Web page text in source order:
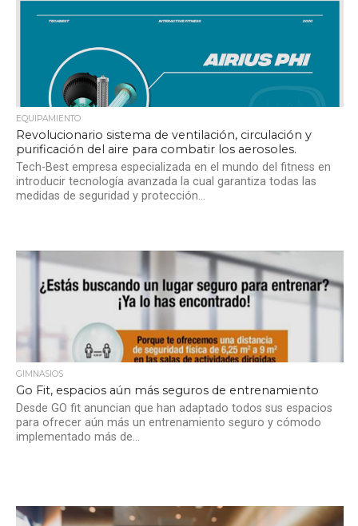
EQUIPAMIENTO
Revolucionario sistema de ventilación, circulación y
purificación del aire para combatir los aerosoles.
Tech-Best empresa especializada en el mundo del fitness en
introducir tecnología avanzada la cual garantiza todas las
medidas de seguridad y protección...
GIMNASIOS
Go Fit, espacios aún más seguros de entrenamiento
Desde GO fit anuncian que han adaptado todos sus espacios
para ofrecer aún más un entrenamiento seguro y cómodo
implementado más de...